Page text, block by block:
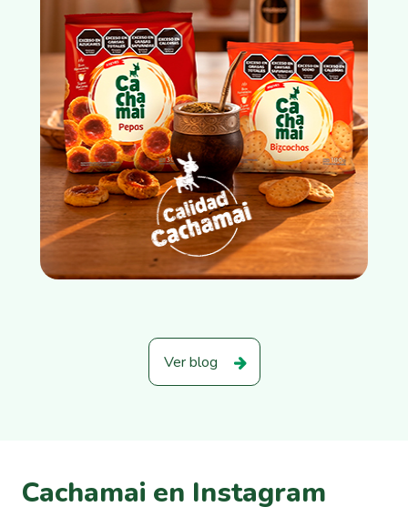
Ver blog
Cachamai en Instagram